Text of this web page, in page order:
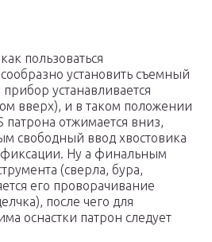
пользоваться
установить съемный
устанавливается
вверх), и в таком положении
отжимается вниз,
свободный ввод хвостовика
фиксации. Ну а финальным
(сверла, бура,
его проворачивание
после чего для
оснастки патрон следует